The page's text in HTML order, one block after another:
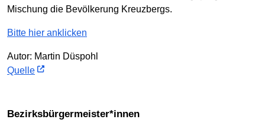
Mischung die Bevölkerung Kreuzbergs.
Bitte hier anklicken
Autor: Martin Düspohl
Quelle
Bezirksbürgermeister*innen